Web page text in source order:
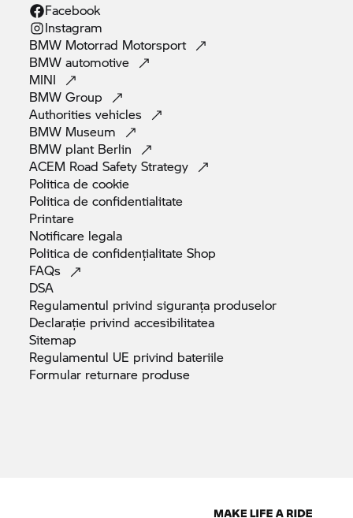
Facebook
Instagram
BMW Motorrad Motorsport
BMWautomotive
MINI
BMWGroup
Authoritiesvehicles
BMW Museum
BMW plant Berlin
ACEM Road SafetyStrategy
Politica decookie
Politica deconfidentialitate
Printare
Notificare legala
Politica de confidențialitateShop
FAQs
DSA
Regulamentul privind siguranța produselor
Declarație privindaccesibilitatea
Sitemap
Regulamentul UE privind bateriile
Formular returnare produse